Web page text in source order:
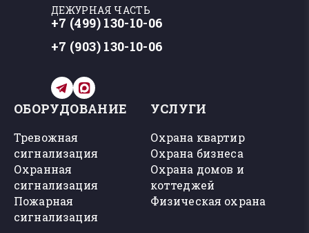
ДЕЖУРНАЯ ЧАСТЬ
+7 (499) 130-10-06
+7 (903) 130-10-06
ОБОРУДОВАНИЕ
Тревожная
сигнализация
Охранная
сигнализация
Пожарная
сигнализация
УСЛУГИ
Охрана квартир
Охрана бизнеса
Охрана домов и
коттеджей
Физическая охрана